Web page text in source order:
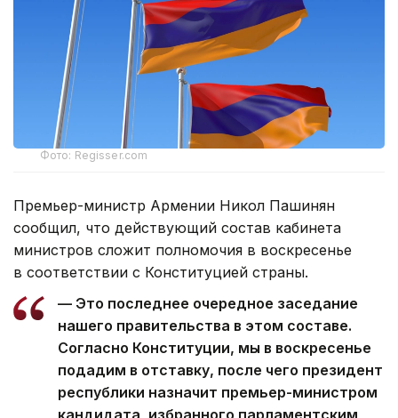
Фото: Regisser.com
Премьер-министр Армении Никол Пашинян
сообщил, что действующий состав кабинета
министров сложит полномочия в воскресенье
в соответствии с Конституцией страны.
— Это последнее очередное заседание
нашего правительства в этом составе.
Согласно Конституции, мы в воскресенье
подадим в отставку, после чего президент
республики назначит премьер-министром